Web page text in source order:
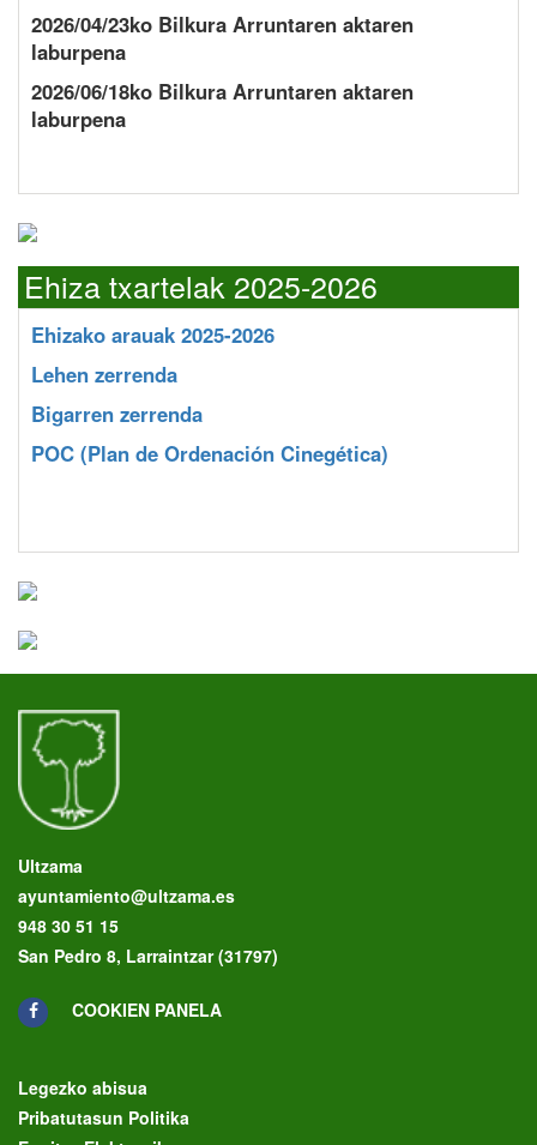
2026/04/23ko Bilkura Arruntaren aktaren
laburpena
2026/06/18ko Bilkura Arruntaren aktaren
laburpena
Ehiza txartelak 2025-2026
Ehizako arauak 2025-2026
Lehen zerrenda
Bigarren zerrenda
POC (Plan de Ordenación Cinegética)
Ultzama
ayuntamiento@ultzama.es
948 30 51 15
San Pedro 8, Larraintzar (31797)
COOKIEN PANELA
Legezko abisua
Pribatutasun Politika